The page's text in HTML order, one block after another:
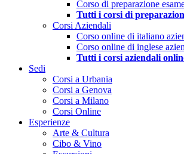
Corso di preparazione
Tutti i corsi di
Corsi Aziendali
Corso online di italiano
Corso online di inglese
Tutti i corsi aziendali
Sedi
Corsi a Urbania
Corsi a Genova
Corsi a Milano
Corsi Online
Esperienze
Arte & Cultura
Cibo & Vino